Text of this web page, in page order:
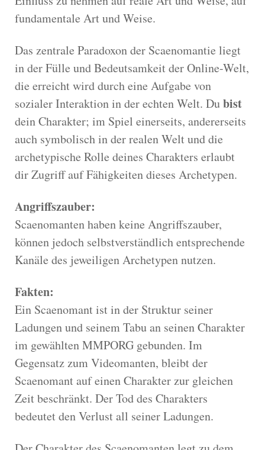
fundamentale Art und Weise.
Das zentrale Paradoxon der Scaenomantie liegt
in der Fülle und Bedeutsamkeit der Online-Welt,
die erreicht wird durch eine Aufgabe von
sozialer Interaktion in der echten Welt. Dubist
dein Charakter; im Spiel einerseits, andererseits
auch symbolisch in der realen Welt und die
archetypische Rolle deines Charakters erlaubt
dir Zugriff auf Fähigkeiten dieses Archetypen.
Angriffszauber:
Scaenomanten haben keine Angriffszauber,
können jedoch selbstverständlich entsprechende
Kanäle des jeweiligen Archetypen nutzen.
Fakten:
Ein Scaenomant ist in der Struktur seiner
Ladungen und seinem Tabu an seinen Charakter
im gewählten MMPORG gebunden. Im
Gegensatz zum Videomanten, bleibt der
Scaenomant auf einen Charakter zur gleichen
Zeit beschränkt. Der Tod des Charakters
bedeutet den Verlust all seiner Ladungen.